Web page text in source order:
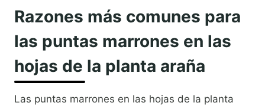
Razones más comunes para
las puntas marrones en las
hojas de la planta araña
Las puntas marrones en las hojas de la planta